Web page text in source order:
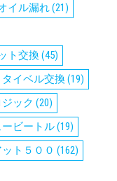
イル漏れ(21)
ト交換(45)
タイベル交換(19)
ック (20)
ービートル(19)
ト５００ (162)